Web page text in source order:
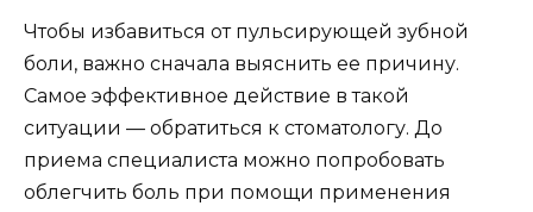
Чтобы избавиться от пульсирующей зубной
боли, важно сначала выяснить ее причину.
Самое эффективное действие в такой
ситуации — обратиться к стоматологу. До
приема специалиста можно попробовать
облегчить боль при помощи применения